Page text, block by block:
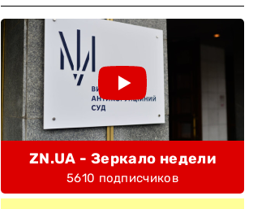
ZN.UA - Зеркало недели
5610 подписчиков